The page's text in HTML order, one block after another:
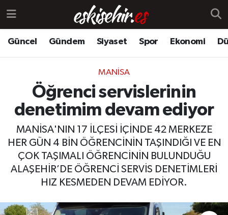
Güncel Gündem Siyaset Spor Ekonomi
MANISA
Öğrenci servislerinin
denetimim devam ediyor
MANİSA'NIN 17 İLÇESİ İÇİNDE 42 MERKEZE
HER GÜN 4 BİN ÖĞRENCİNİN TAŞINDIĞI VE EN
ÇOK TAŞIMALI ÖĞRENCİNİN BULUNDUĞU
ALAŞEHİR’DE ÖĞRENCİ SERVİS DENETİMLERİ
HIZ KESMEDEN DEVAM EDİYOR.